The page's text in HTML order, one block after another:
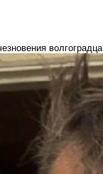
волгоградца